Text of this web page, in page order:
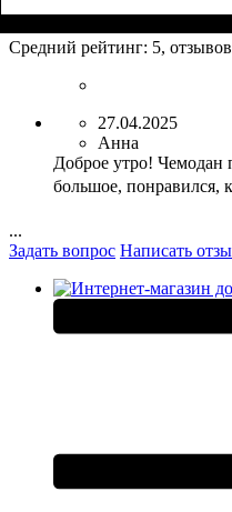
75х50х31+5
Средний рейтинг: 5,
27.04.2025
Анна
Доброе утро! Чемодан
большое, понравился,
...
Задать вопрос Написать